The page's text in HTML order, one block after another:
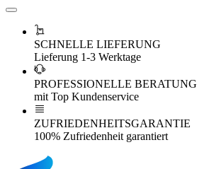
SCHNELLE LIEFERUNG
Lieferung 1-3 Werktage
PROFESSIONELLE BERATUNG
mit Top Kundenservice
ZUFRIEDENHEITSGARANTIE
100% Zufriedenheit garantiert